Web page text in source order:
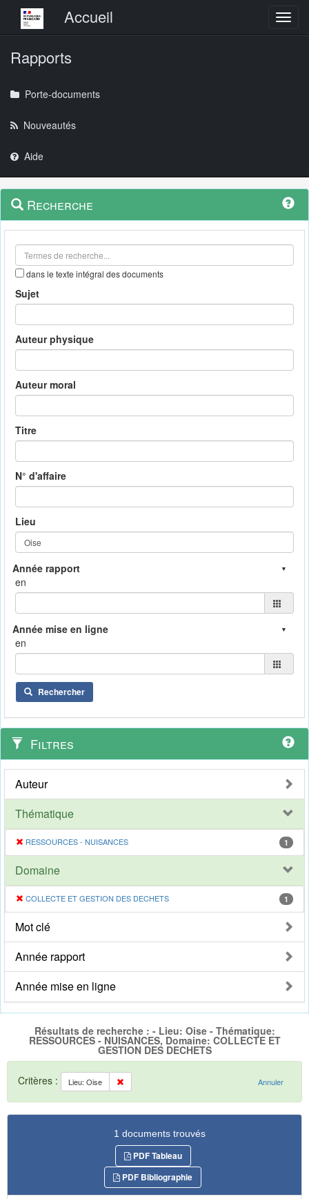
Menu principalAccueil
Rapports
Porte-documents
Nouveautés
Aide
Navigation
outils
Menu
contextuel
Recherche
dans le texte intégral des documents
Sujet
Auteur physique
Auteur moral
Titre
N° d'affaire
Lieu
en
en
Rechercher
Filtres
Auteur
Thématique
RESSOURCES - NUISANCES 1
Domaine
COLLECTE ET GESTION DES DECHETS 1
Mot clé
Année rapport
Année mise en ligne
Résultats de recherche : - Lieu: Oise - Thématique:
RESSOURCES - NUISANCES, Domaine: COLLECTE ET
GESTION DES DECHETS
Critères : Lieu: Oise Annuler
1 documents trouvés
PDF Tableau
PDF Bibliographie